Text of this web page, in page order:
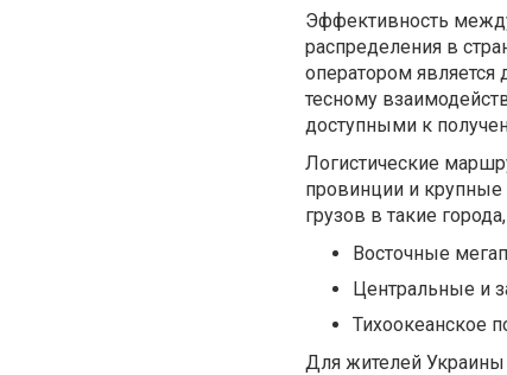
Эффективность
распределения в
оператором является
тесному
доступными к
Логистические
провинции и крупные
грузов в такие
Восточные
Центральные и
Тихоокеанское
Для жителей Украины